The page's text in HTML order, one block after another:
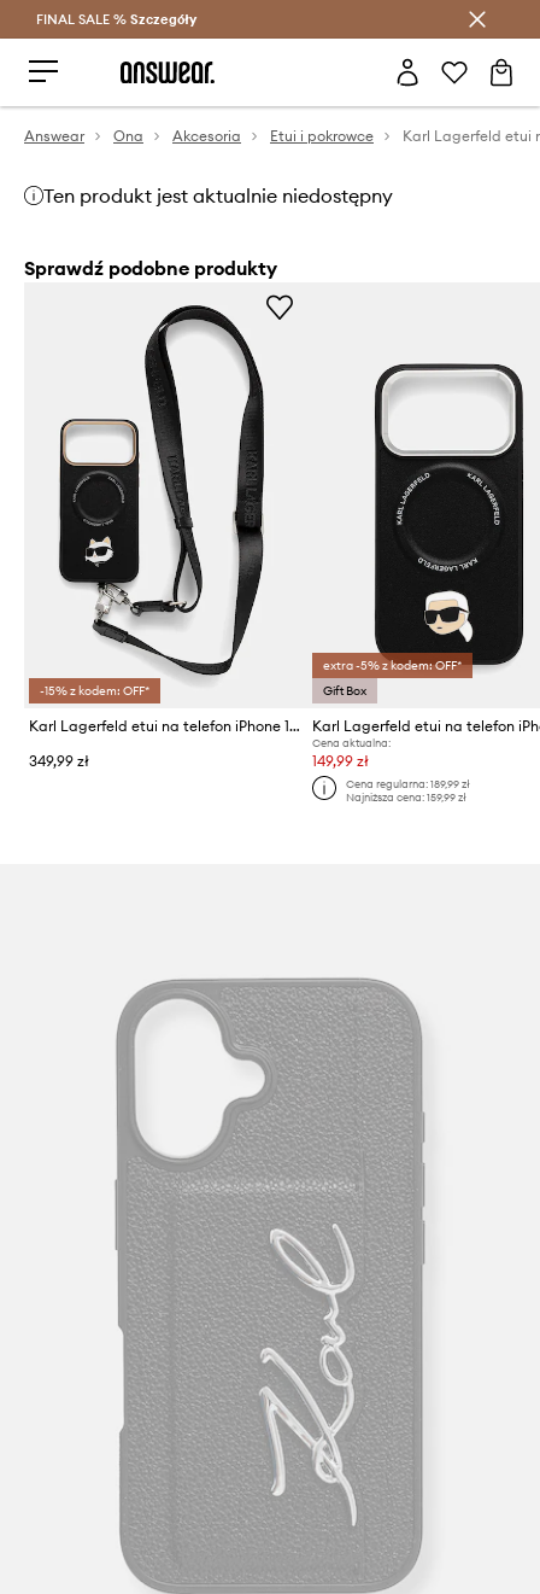
Oszczędzaj z Answear Club >
FINAL SALE % Szczegóły
Answear Ona Akcesoria Etui i pokrowce
Ten produkt jest aktualnie niedostępny
Sprawdź podobne produkty
-15% z kodem: OFF*
Karl Lagerfeld etui na telefon iPhone 17 Pro Max
349,99 zł
extra -5% z kodem: OFF*
Gift Box
Cena aktualna:
149,99 zł
Cena regularna: 189,99 zł
Najniższa cena: 159,99 zł